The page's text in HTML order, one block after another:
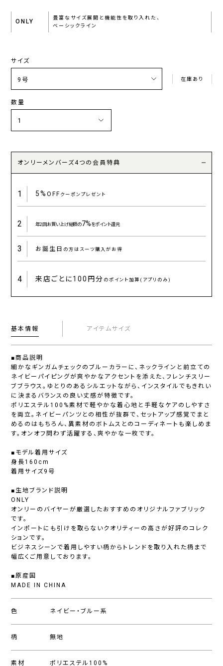
ONLY
豊富なサイズ展開と機能性を取り入れた、
ベーシックライン
サイズ
在庫あり
数量
オンリーメンバーズ4つの会員特典
1 5%OFFクーポンプレゼント
2 年2回お買い上げ総額の7%をポイント還元
3 お誕生日 の方はスーツ購入がお得
4 来店ごとに100円分 のポイント加算(アプリのみ)
基本情報 アイテムサイズ
■商品説明
細かなギンガムチェックのブルーカラーに、ネックラインと前立ての
ネイビーパイピングが爽やかなアクセントを添えた、フレンチスリー
ブブラウス。ゆとりのあるシルエットながら、インスタイルでもきれい
に決まるバランスの良い丈感が特徴です。
ポリエステル100%素材で軽やかな着心地と手軽なケアのしやすさ
を両立。ネイビーパンツとの相性が抜群で、セットアップ感覚でまと
めるのはもちろん、異素材のボトムスとのコーディネートも楽しめま
す。オンオフ問わず活躍する、爽やかな一枚です。
■モデル着用サイズ
身長160cm
着用サイズ9号
■生地ブランド説明
ONLY
オンリーのバイヤーが厳選したおすすめのオリジナルファブリック
です。
インポートにも引けを取らないクオリティーの高さが好評のコレク
ションです。
ビジネスシーンで着用しやすい柄からトレンドを取り入れた柄まで
幅広くご用意しております。
■原産国
MADE IN CHINA
色 ネイビー・ブルー系
柄 無地
素材 ポリエステル100%